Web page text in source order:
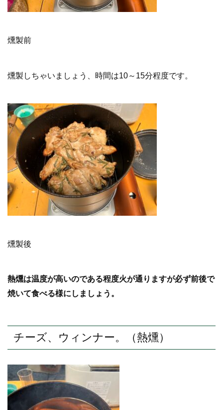
燻製前
燻製しちゃいましょう、時間は10～15分程度です。
燻製後
熱燻は温度が高いのである程度火が通りますが必ず前後で
焼いて食べる様にしましょう。
チーズ、ウィンナー。（熱燻）